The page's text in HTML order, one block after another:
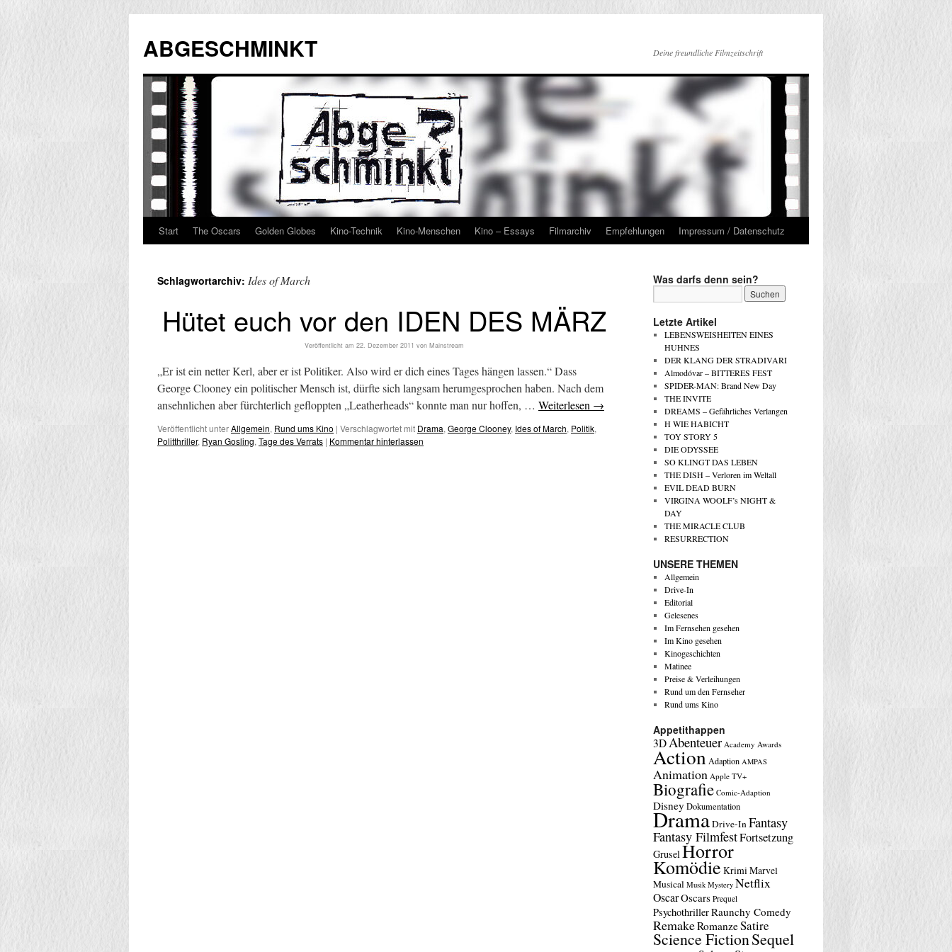
springen
ABGESCHMINKT Deine freundliche Filmzeitschrift
Start The Oscars Golden Globes Kino-Technik Kino-Menschen Kino – Essays Filmarchiv Empfehlungen Impressum / Datenschutz
Schlagwortarchiv: Ides of March
Hütet euch vor den IDEN DES MÄRZ
Veröffentlicht am 22. Dezember 2011 von Mainstream
„Er ist ein netter Kerl, aber er ist Politiker. Also wird er dich eines Tages hängen lassen.“ Dass
George Clooney ein politischer Mensch ist, dürfte sich langsam herumgesprochen haben. Nach dem
ansehnlichen aber fürchterlich gefloppten „Leatherheads“ konnte man nur hoffen, … Weiterlesen →
Veröffentlicht unterAllgemein, Rund ums Kino | Verschlagwortet mit Drama, George Clooney, Ides of March, Politik,
Politthriller, Ryan Gosling, Tage des Verrats | Kommentar hinterlassen
Was darfs denn sein?
Letzte Artikel
LEBENSWEISHEITEN EINES
HUHNES
DER KLANG DER STRADIVARI
Almodóvar – BITTERES FEST
SPIDER-MAN: Brand New Day
THE INVITE
DREAMS – Gefährliches Verlangen
H WIE HABICHT
TOY STORY 5
DIE ODYSSEE
SO KLINGT DAS LEBEN
THE DISH – Verloren im Weltall
EVIL DEAD BURN
VIRGINA WOOLF’s NIGHT &
DAY
THE MIRACLE CLUB
RESURRECTION
UNSERE THEMEN
Allgemein
Drive-In
Editorial
Gelesenes
Im Fernsehen gesehen
Im Kino gesehen
Kinogeschichten
Matinee
Preise & Verleihungen
Rund um den Fernseher
Rund ums Kino
Appetithappen
3DAbenteuer Academy Awards
Action Adaption AMPAS
Animation Apple TV+
Biografie Comic-Adaption
Disney Dokumentation
DramaDrive-InFantasy
Fantasy FilmfestFortsetzung
GruselHorror
Komödie KrimiMarvel
Musical Musik Mystery Netflix
OscarOscars Prequel
PsychothrillerRaunchy Comedy
RemakeRomanzeSatire
Science FictionSequel